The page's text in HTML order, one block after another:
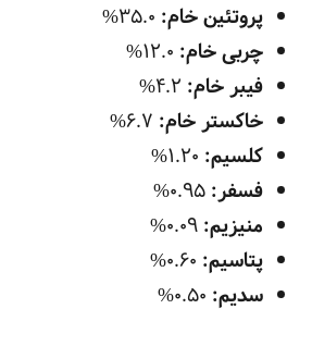
پروتئین خام:
چربی خام:
فیبر خام:
خاکستر خام:
کلسیم:
فسفر:
منیزیم:
پتاسیم:
سدیم: